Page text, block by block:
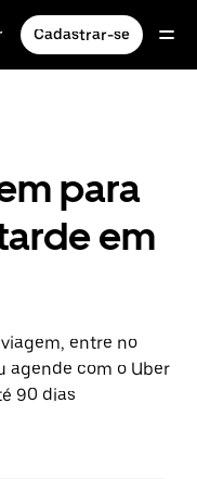
Cadastrar-se
para
em
entre no
agende com o Uber
90 dias